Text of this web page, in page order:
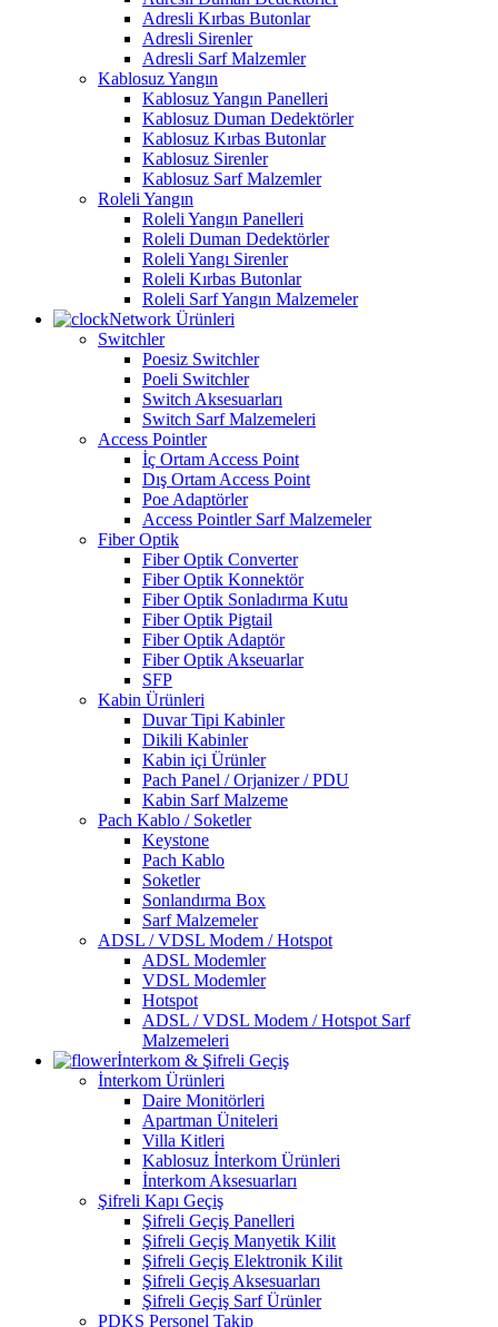
Adresli Kırbas Butonlar
Adresli Sirenler
Adresli Sarf Malzemler
Kablosuz Yangın
Kablosuz Yangın Panelleri
Kablosuz Duman Dedektörler
Kablosuz Kırbas Butonlar
Kablosuz Sirenler
Kablosuz Sarf Malzemler
Roleli Yangın
Roleli Yangın Panelleri
Roleli Duman Dedektörler
Roleli Yangı Sirenler
Roleli Kırbas Butonlar
Roleli Sarf Yangın Malzemeler
Network Ürünleri
Switchler
Poesiz Switchler
Poeli Switchler
Switch Aksesuarları
Switch Sarf Malzemeleri
Access Pointler
İç Ortam Access Point
Dış Ortam Access Point
Poe Adaptörler
Access Pointler Sarf Malzemeler
Fiber Optik
Fiber Optik Converter
Fiber Optik Konnektör
Fiber Optik Sonladırma Kutu
Fiber Optik Pigtail
Fiber Optik Adaptör
Fiber Optik Akseuarlar
SFP
Kabin Ürünleri
Duvar Tipi Kabinler
Dikili Kabinler
Kabin içi Ürünler
Pach Panel / Orjanizer / PDU
Kabin Sarf Malzeme
Pach Kablo / Soketler
Keystone
Pach Kablo
Soketler
Sonlandırma Box
Sarf Malzemeler
ADSL / VDSL Modem / Hotspot
ADSL Modemler
VDSL Modemler
Hotspot
ADSL / VDSL Modem / Hotspot Sarf
Malzemeleri
İnterkom & Şifreli Geçiş
İnterkom Ürünleri
Daire Monitörleri
Apartman Üniteleri
Villa Kitleri
Kablosuz İnterkom Ürünleri
İnterkom Aksesuarları
Şifreli Kapı Geçiş
Şifreli Geçiş Panelleri
Şifreli Geçiş Manyetik Kilit
Şifreli Geçiş Elektronik Kilit
Şifreli Geçiş Aksesuarları
Şifreli Geçiş Sarf Ürünler
PDKS Personel Takip